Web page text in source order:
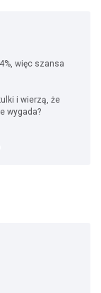
więc szansa
i wierzą, że
wygada?